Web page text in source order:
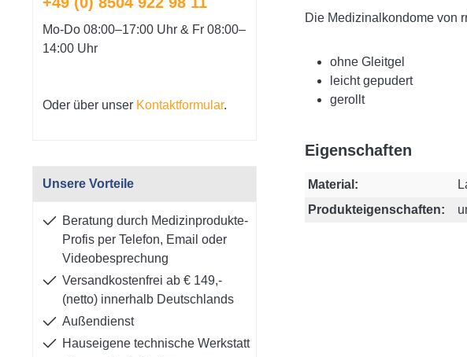
Mo-Do 08:00–17:00 Uhr & Fr 08:00–
14:00 Uhr
Oder über unser Kontaktformular.
Unsere Vorteile
Beratung durch Medizinprodukte-
Profis per Telefon, Email oder
Videobesprechung
Versandkostenfrei ab € 149,-
(netto) innerhalb Deutschlands
Außendienst
Hauseigene technische Werkstatt
Die Medizinalkondome von
ohne Gleitgel
leicht gepudert
gerollt
Eigenschaften
Material:
Produkteigenschaften: